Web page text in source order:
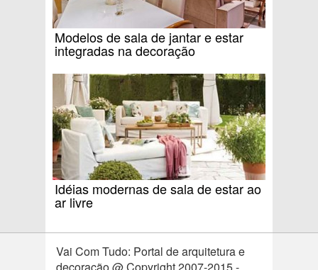
Modelos de sala de jantar e estar
integradas na decoração
Idéias modernas de sala de estar ao
ar livre
Vai Com Tudo: Portal de arquitetura e
decoração @ Copyright 2007-2015 -